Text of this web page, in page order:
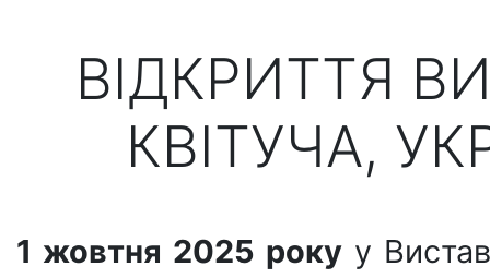
ВІДКРИТТЯ
КВІТУЧА,
1 жовтня 2025 року у